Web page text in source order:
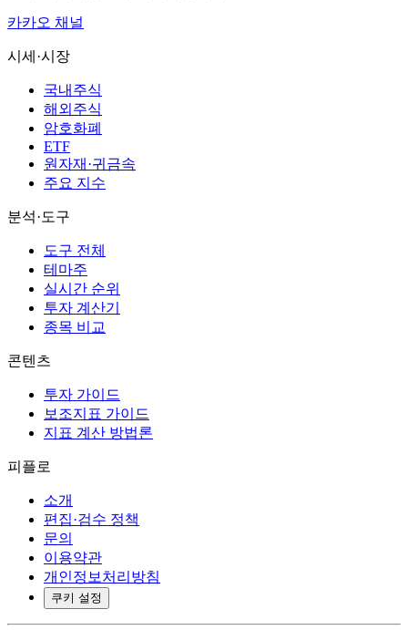
카카오 채널
시세·시장
국내주식
해외주식
암호화폐
ETF
원자재·귀금속
주요 지수
분석·도구
도구 전체
테마주
실시간 순위
투자 계산기
종목 비교
콘텐츠
투자 가이드
보조지표 가이드
지표 계산 방법론
피플로
소개
편집·검수 정책
문의
이용약관
개인정보처리방침
쿠키 설정